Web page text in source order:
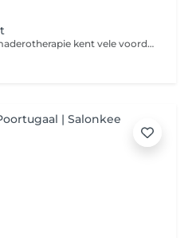
Een gezichtsmassage met maderotherapie kent vele voordelen. Deze oosterse bindweefselmassage biedt niet alleen ontspanning, maar werkt ook diep in op je onderhuidse vet- en vochtbalans. De techniek boekt daarom effectief resultaat in je strijd tegen cellulitis, rimpels, huidverslapping en overtollig vet. Deze relaxerende massage Garandeert een stevigere huid , Reactiveert de productie van collageen en elastine , Stimuleert de bloed- en lymfecirculatie, Verbetert de spiertonus, Vermindert onderkinvet, rimpels en littekens van acne, Biedt ultieme ontspanning en emotionele rustgevende